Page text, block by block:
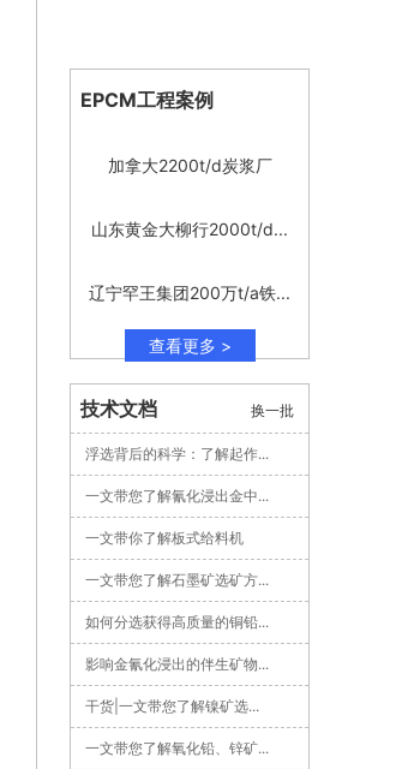
EPCM工程案例
加拿大2200t/d炭浆厂
山东黄金大柳行2000t/d...
辽宁罕王集团200万t/a铁...
查看更多 >
技术文档
浮选背后的科学：了解起作...
一文带您了解氰化浸出金中...
一文带你了解板式给料机
一文带您了解石墨矿选矿方...
如何分选获得高质量的铜铅...
影响金氰化浸出的伴生矿物...
干货|一文带您了解镍矿选...
一文带您了解氧化铅、锌矿...
换一批